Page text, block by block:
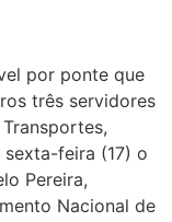
por ponte que
três servidores
sexta-feira (17) o
Pereira,
Nacional de